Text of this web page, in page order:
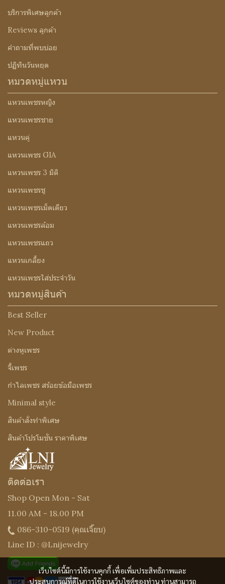
เว็บไซต์นี้มีการใช้งานคุกกี้ เพื่อเพิ่มประสิทธิภาพและ
ประสบการณ์ที่ดีในการใช้งานเว็บไซต์ของท่าน ท่านสามารถ
บริการพิเศษลูกค้า
Reviews ลูกค้า
คำถามที่พบบ่อย
ปฏิทินวันหยุด
หมวดหมู่แหวน
แหวนเพชรหญิง
แหวนเพชรชาย
แหวนคู่
แหวนเพชร GIA
แหวนเพชร 3 มิติ
แหวนเพชรชู
แหวนเพชรเม็ดเดียว
แหวนเพชรล้อม
แหวนเพชรแถว
แหวนเกลี้ยง
แหวนเพชรใส่ประจำวัน
หมวดหมู่สินค้า
Best Seller
New Product
ต่างหูเพชร
จี้เพชร
กำไลเพชร สร้อยข้อมือเพชร
Minimal style
สินค้าสั่งทำพิเศษ
สินค้าโปรโมชั่น ราคาพิเศษ
ติดต่อเรา
Shop Open Mon - Sat
11.00 AM - 18.00 PM
086-310-0519 (คุณเจี๊ยบ)
Line ID : @Lnijewelry